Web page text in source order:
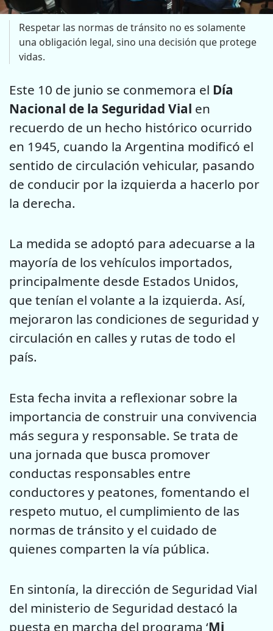
Respetar las normas de tránsito no es solamente
una obligación legal, sino una decisión que protege
vidas.
Este 10 de junio se conmemora el Día
Nacional de la Seguridad Vial en
recuerdo de un hecho histórico ocurrido
en 1945, cuando la Argentina modificó el
sentido de circulación vehicular, pasando
de conducir por la izquierda a hacerlo por
la derecha.
La medida se adoptó para adecuarse a la
mayoría de los vehículos importados,
principalmente desde Estados Unidos,
que tenían el volante a la izquierda. Así,
mejoraron las condiciones de seguridad y
circulación en calles y rutas de todo el
país.
Esta fecha invita a reflexionar sobre la
importancia de construir una convivencia
más segura y responsable. Se trata de
una jornada que busca promover
conductas responsables entre
conductores y peatones, fomentando el
respeto mutuo, el cumplimiento de las
normas de tránsito y el cuidado de
quienes comparten la vía pública.
En sintonía, la dirección de Seguridad Vial
del ministerio de Seguridad destacó la
puesta en marcha del programa ‘Mi